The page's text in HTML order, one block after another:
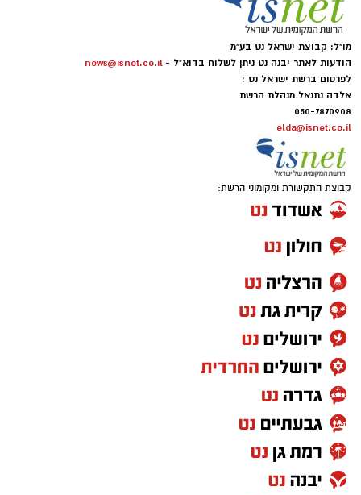
מו"ל: קבוצת ישראל נט בע"מ
הודעות לאתר יבנה נט ניתן לשלוח בדוא"ל - news@isnet.co.il
לפרסום ברשת ישראל נט :
אלדה נתנאל מנהלת הרשת
050-7870908
elda@isnet.co.il
קבוצת התקשורת ומקומוני הרשת: